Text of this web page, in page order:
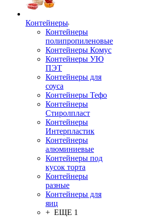
Контейнеры
Контейнеры
полипропиленовые
Контейнеры Комус
Контейнеры УЮ
ПЭТ
Контейнеры для
соуса
Контейнеры Тефо
Контейнеры
Стиролпласт
Контейнеры
Интерпластик
Контейнеры
алюминиевые
Контейнеры под
кусок торта
Контейнеры
разные
Контейнеры для
яиц
+ ЕЩЕ 1